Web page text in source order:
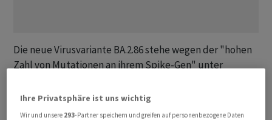
Die neue Virusvariante BA.2.86 stehe wegen der "hohen
Zahl von Mutationen an ihrem Spike-Gen" unter
Auch die US-Seuchenkontrollbehörde CDC verfolgt die
Entwicklung demnach.
Ihre Privatsphäre ist uns wichtig
Wir und unsere 293-Partner speichern und greifen auf personenbezogene Daten